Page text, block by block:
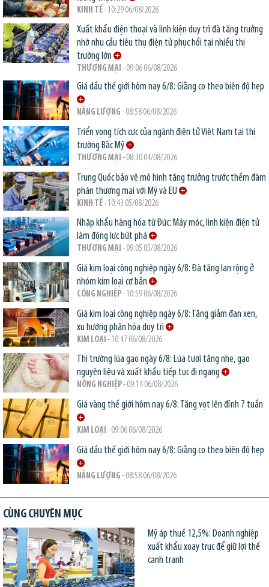
KINH TẾ- 10:29 06/08/2026
Xuất khẩu điện thoại và linh kiện duy trì đà tăng trưởng
nhờ nhu cầu tiêu thụ điện tử phục hồi tại nhiều thị
trường lớn
THƯƠNG MẠI - 09:06 06/08/2026
Giá dầu thế giới hôm nay 6/8: Giằng co theo biên độ hẹp
NĂNG LƯỢNG - 08:58 06/08/2026
Triển vọng tích cực của ngành điện tử Việt Nam tại thị
trường Bắc Mỹ
THƯƠNG MẠI - 08:30 04/08/2026
Trung Quốc bảo vệ mô hình tăng trưởng trước thềm đàm
phán thương mại với Mỹ và EU
KINH TẾ- 10:43 05/08/2026
Nhập khẩu hàng hóa từ Đức: Máy móc, linh kiện điện tử
làm động lực bứt phá
THƯƠNG MẠI - 09:05 05/08/2026
Giá kim loại công nghiệp ngày 6/8: Đà tăng lan rộng ở
nhóm kim loại cơ bản
CÔNG NGHIỆP- 10:59 06/08/2026
Giá kim loại công nghiệp ngày 6/8: Tăng giảm đan xen,
xu hướng phân hóa duy trì
KIM LOẠI - 10:47 06/08/2026
Thị trường lúa gạo ngày 6/8: Lúa tươi tăng nhẹ, gạo
nguyên liệu và xuất khẩu tiếp tục đi ngang
NÔNG NGHIỆP- 09:14 06/08/2026
Giá vàng thế giới hôm nay 6/8: Tăng vọt lên đỉnh 7 tuần
KIM LOẠI - 09:06 06/08/2026
Giá dầu thế giới hôm nay 6/8: Giằng co theo biên độ hẹp
NĂNG LƯỢNG - 08:58 06/08/2026
CÙNG CHUYÊN MỤC
Mỹ áp thuế 12,5%: Doanh nghiệp
xuất khẩu xoay trục để giữ lợi thế
cạnh tranh